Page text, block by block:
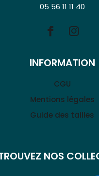
05 56 11 11 40
INFORMATION
CGU
Mentions légales
Guide des tailles
NOS